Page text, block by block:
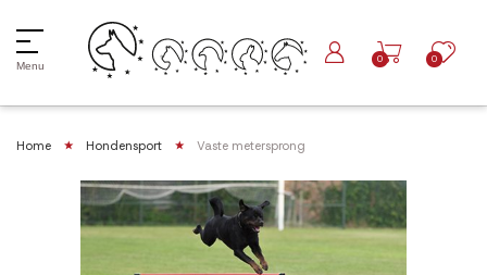
Menu
0 0
Home Hondensport Vaste metersprong